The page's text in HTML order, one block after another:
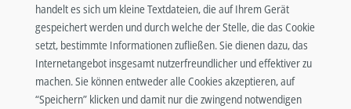
handelt es sich um kleine Textdateien, die auf Ihrem Gerät
gespeichert werden und durch welche der Stelle, die das Cookie
setzt, bestimmte Informationen zufließen. Sie dienen dazu, das
Internetangebot insgesamt nutzerfreundlicher und effektiver zu
machen. Sie können entweder alle Cookies akzeptieren, auf
“Speichern” klicken und damit nur die zwingend notwendigen